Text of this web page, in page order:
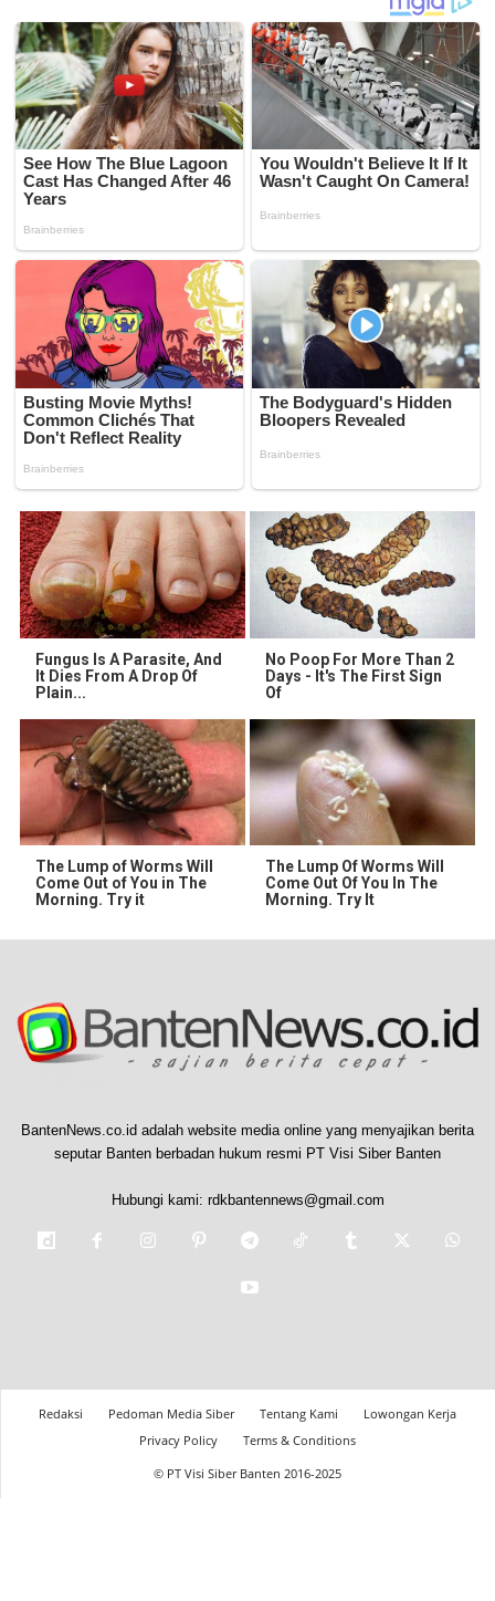
Fungus Is A Parasite, And
It Dies From A Drop Of
Plain...
No Poop For More Than 2
Days - It's The First Sign
Of
The Lump of Worms Will
Come Out of You in The
Morning. Try it
The Lump Of Worms Will
Come Out Of You In The
Morning. Try It
BantenNews.co.id adalah website media online yang menyajikan berita
seputar Banten berbadan hukum resmi PT Visi Siber Banten
Hubungi kami: rdkbantennews@gmail.com
Redaksi Pedoman Media Siber Tentang Kami
Lowongan Kerja
Privacy Policy
Terms & Conditions
© PT Visi Siber Banten 2016-2025